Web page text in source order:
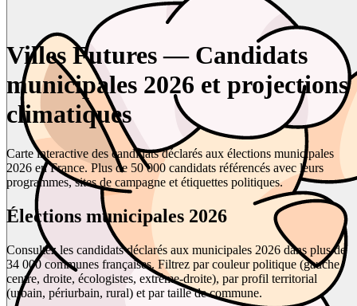
Villes Futures — Candidats
municipales 2026 et projections
climatiques
Carte interactive des candidats déclarés aux élections municipales
2026 en France. Plus de 50 000 candidats référencés avec leurs
programmes, sites de campagne et étiquettes politiques.
Élections municipales 2026
Consultez les candidats déclarés aux municipales 2026 dans plus de
34 000 communes françaises. Filtrez par couleur politique (gauche,
centre, droite, écologistes, extrême-droite), par profil territorial
(urbain, périurbain, rural) et par taille de commune.